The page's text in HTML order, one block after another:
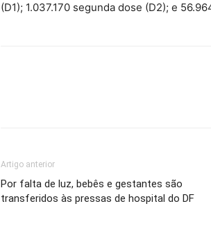
(D1); 1.037.170 segunda dose (D2); e
Artigo anterior
Por falta de luz, bebês e gestantes são
transferidos às pressas de hospital do DF